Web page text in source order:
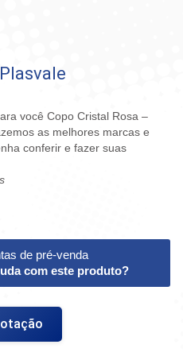
você Copo Cristal Rosa –
as melhores marcas e
conferir e fazer suas
de pré-venda
com este produto?